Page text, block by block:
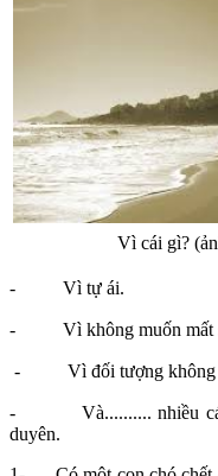
Vì cái gì? (ảnh
- Vì tự ái.
- Vì không muốn mất
- Vì đối tượng không
- Và.......... nhiều cái
duyên.